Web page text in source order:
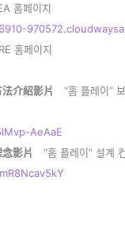
홈페이지
홈페이지
法介紹影片 “홈 플레이”
AeAaE
念影片 “홈 플레이” 설계